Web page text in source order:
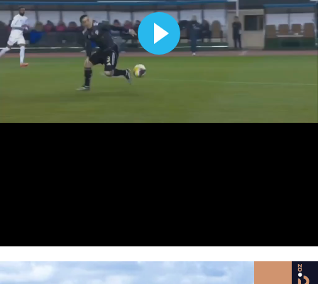
Xaybullaevin qırmızı aldığı epizod